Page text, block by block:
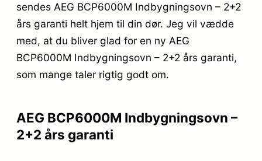
sendes AEG BCP6000M Indbygningsovn – 2+2
års garanti helt hjem til din dør. Jeg vil vædde
med, at du bliver glad for en ny AEG
BCP6000M Indbygningsovn – 2+2 års garanti,
som mange taler rigtig godt om.
AEG BCP6000M Indbygningsovn –
2+2 års garanti